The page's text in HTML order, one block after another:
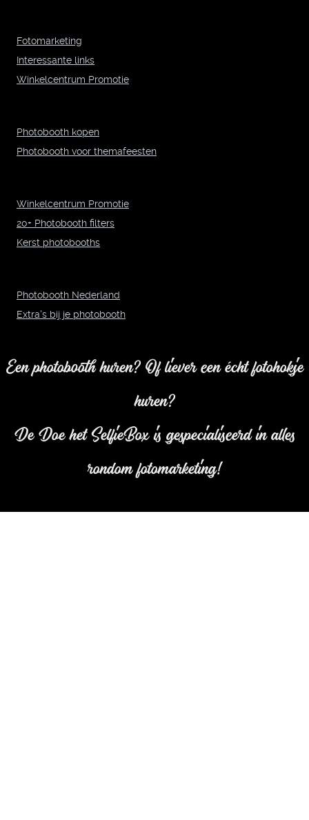
Fotomarketing
Interessante links
Winkelcentrum Promotie
Photobooth kopen
Photobooth voor themafeesten
Winkelcentrum Promotie
20+ Photobooth filters
Kerst photobooths
Photobooth Nederland
Extra's bij je photobooth
Een photobooth huren? Of liever een écht fotohokje
huren?
De Doe het SelfieBox is gespecialiseerd in alles
rondom fotomarketing!